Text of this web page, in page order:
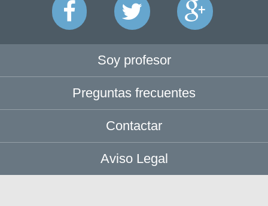
Soy profesor
Preguntas frecuentes
Contactar
Aviso Legal